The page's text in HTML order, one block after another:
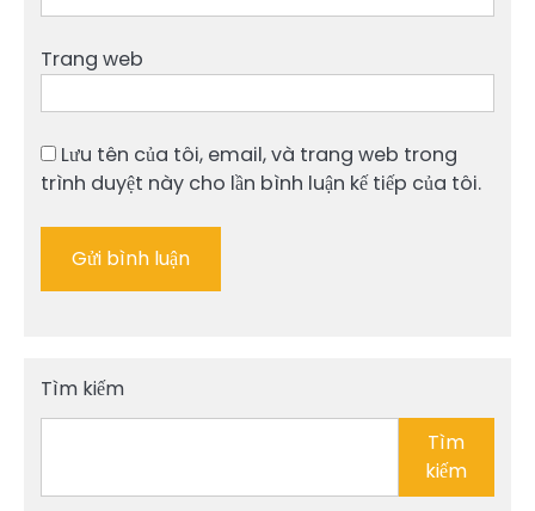
Trang web
Lưu tên của tôi, email, và trang web trong
trình duyệt này cho lần bình luận kế tiếp của tôi.
Tìm kiếm
Tìm
kiếm